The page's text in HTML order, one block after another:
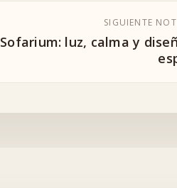
SIGUIENTE
luz, calma y